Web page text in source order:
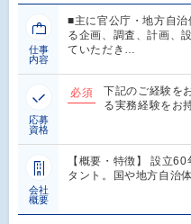
仕事
内容
■主に官公庁・地方自
る企画、調査、計画、
ていただき…
応募
資格
必須
下記のご経験を
る実務経験をお
会社
概要
【概要・特徴】 設立
タント。国や地方自治